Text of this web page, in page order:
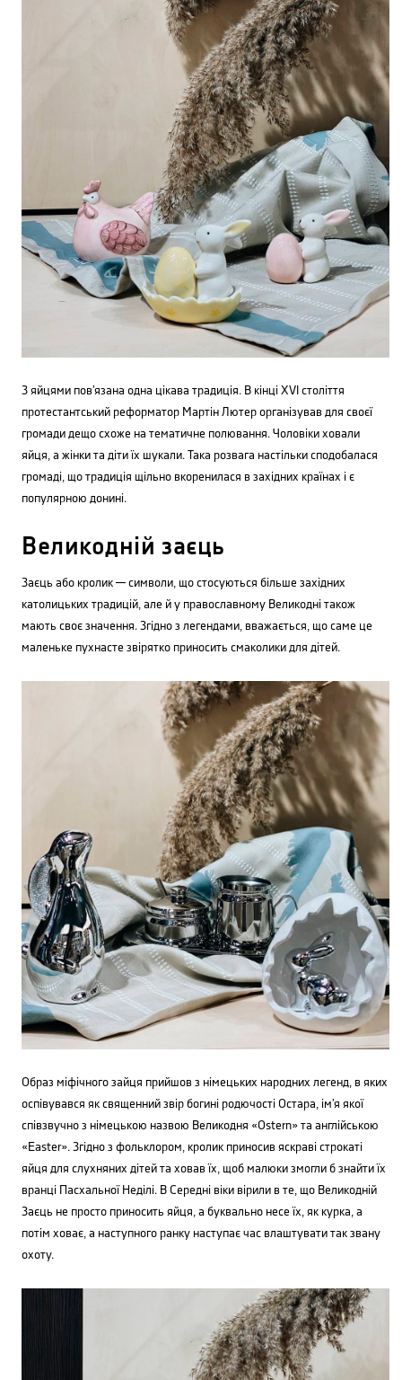
З яйцями пов’язана одна цікава традиція. В кінці XVI століття
протестантський реформатор Мартін Лютер організував для своєї
громади дещо схоже на тематичне полювання. Чоловіки ховали
яйця, а жінки та діти їх шукали. Така розвага настільки сподобалася
громаді, що традиція щільно вкоренилася в західних країнах і є
популярною донині.
Великодній заєць
Заєць або кролик — символи, що стосуються більше західних
католицьких традицій, але й у православному Великодні також
мають своє значення. Згідно з легендами, вважається, що саме це
маленьке пухнасте звірятко приносить смаколики для дітей.
Образ міфічного зайця прийшов з німецьких народних легенд, в яких
оспівувався як священний звір богині родючості Остара, ім’я якої
співзвучно з німецькою назвою Великодня «Ostern» та англійською
«Easter». Згідно з фольклором, кролик приносив яскраві строкаті
яйця для слухняних дітей та ховав їх, щоб малюки змогли б знайти їх
вранці Пасхальної Неділі. В Середні віки вірили в те, що Великодній
Заєць не просто приносить яйця, а буквально несе їх, як курка, а
потім ховає, а наступного ранку наступає час влаштувати так звану
охоту.